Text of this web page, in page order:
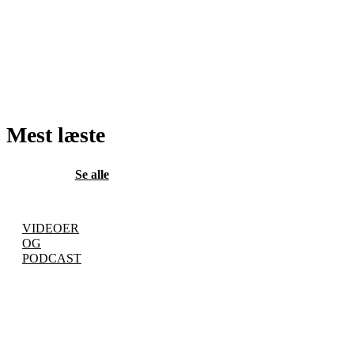
Mest læste
Se alle
VIDEOER
OG
PODCAST